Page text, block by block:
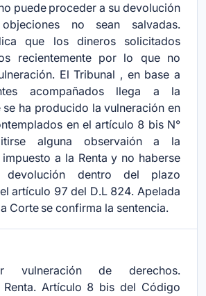
puede proceder a su devolución
no sean salvadas.
que los dineros solicitados
recientemente por lo que no
El Tribunal , en base a
acompañados llega a la
ha producido la vulneración en
en el artículo 8 bis N°
alguna observaión a la
a la Renta y no haberse
devolución dentro del plazo
artículo 97 del D.L 824. Apelada
Corte se confirma la sentencia.
vulneración de derechos.
Renta. Artículo 8 bis del Código